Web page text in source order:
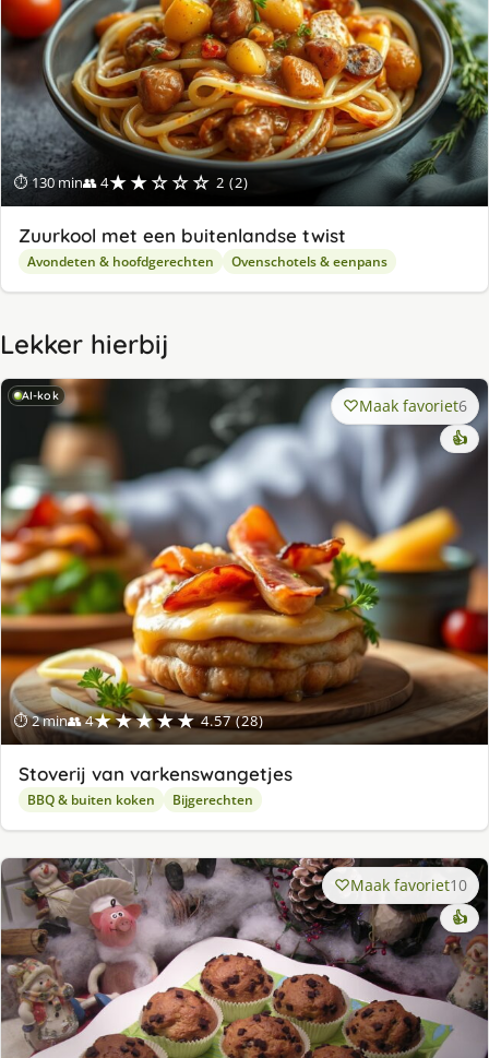
⏱ 130 min👥 4★★☆☆☆ 2 (2)
Zuurkool met een buitenlandse twist
Avondeten & hoofdgerechten Ovenschotels & eenpans
Lekker hierbij
AI-kok
⏱ 2 min👥 4★★★★★ 4.57 (28)
Maak favoriet6
👍
Stoverij van varkenswangetjes
BBQ & buiten koken Bijgerechten
Maak favoriet10
👍